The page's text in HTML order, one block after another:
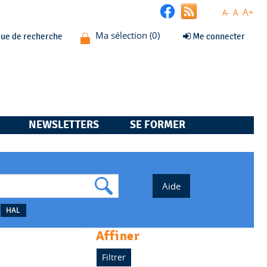
A- A A+
de recherche Me connecter
NEWSLETTERS SE FORMER
HAL
affiner